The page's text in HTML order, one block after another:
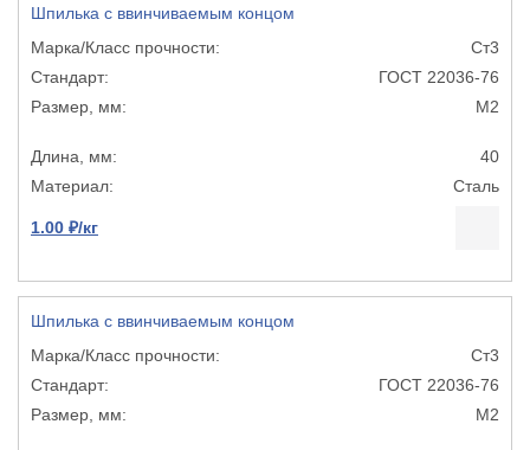
Шпилька с ввинчиваемым концом
Ст3
ГОСТ 22036-76
М2
40
Сталь
1.00 ₽/кг
Шпилька с ввинчиваемым концом
Ст3
ГОСТ 22036-76
М2